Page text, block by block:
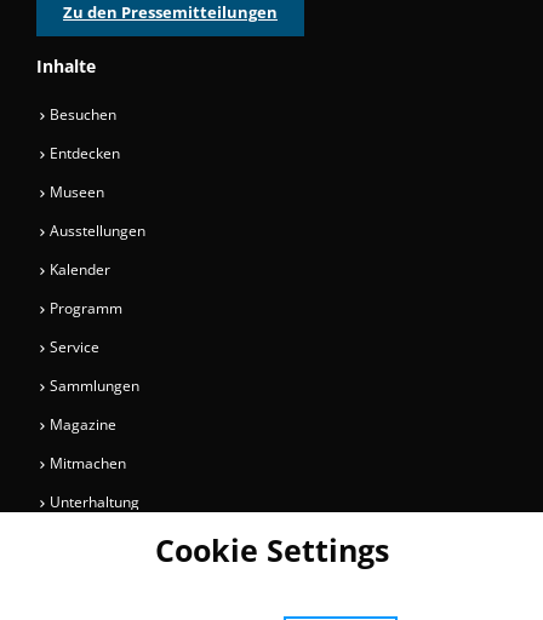
Zu den Pressemitteilungen
Inhalte
Besuchen
Entdecken
Museen
Ausstellungen
Kalender
Programm
Service
Sammlungen
Magazine
Mitmachen
Unterhaltung
Cookie Settings